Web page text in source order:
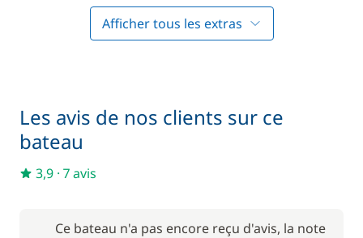
Serviettes
Afficher tous les extras
Les avis de nos clients sur ce
bateau
3,9 · 7 avis
Ce bateau n'a pas encore reçu d'avis, la note